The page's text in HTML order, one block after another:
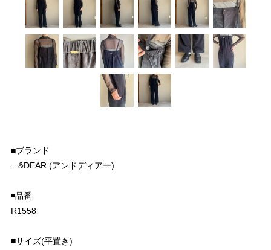
■ブランド
...&DEAR (アンドディアー)
◾️品番
R1558
■サイズ(平置き)